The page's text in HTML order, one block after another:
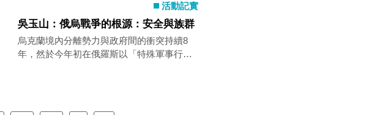
活動記實
吳玉山：俄烏戰爭的根源：安全與族群
烏克蘭境內分離勢力與政府間的衝突持續8
年，然於今年初在俄羅斯以「特殊軍事行